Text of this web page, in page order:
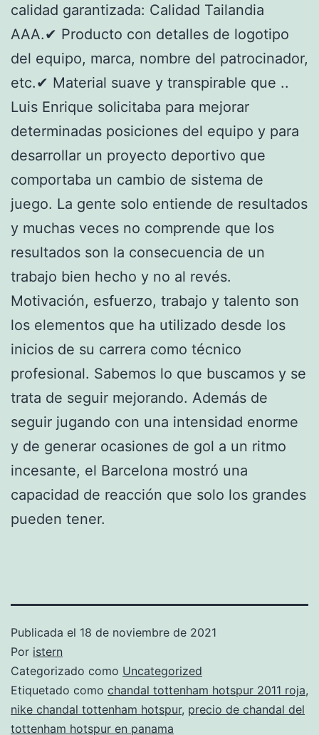
calidad garantizada: Calidad Tailandia
AAA.✔ Producto con detalles de logotipo
del equipo, marca, nombre del patrocinador,
etc.✔ Material suave y transpirable que ..
Luis Enrique solicitaba para mejorar
determinadas posiciones del equipo y para
desarrollar un proyecto deportivo que
comportaba un cambio de sistema de
juego. La gente solo entiende de resultados
y muchas veces no comprende que los
resultados son la consecuencia de un
trabajo bien hecho y no al revés.
Motivación, esfuerzo, trabajo y talento son
los elementos que ha utilizado desde los
inicios de su carrera como técnico
profesional. Sabemos lo que buscamos y se
trata de seguir mejorando. Además de
seguir jugando con una intensidad enorme
y de generar ocasiones de gol a un ritmo
incesante, el Barcelona mostró una
capacidad de reacción que solo los grandes
pueden tener.
Publicada el 18 de noviembre de 2021
Por istern
Categorizado como Uncategorized
Etiquetado como chandal tottenham hotspur 2011 roja,
nike chandal tottenham hotspur, precio de chandal del
tottenham hotspur en panama